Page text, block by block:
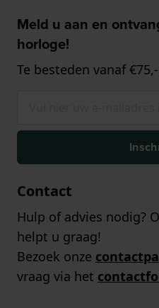
Meld u aan en
horloge!
Te besteden vanaf
Contact
Hulp of advies nodig?
helpt u graag!
Bezoek onze
vraag via het